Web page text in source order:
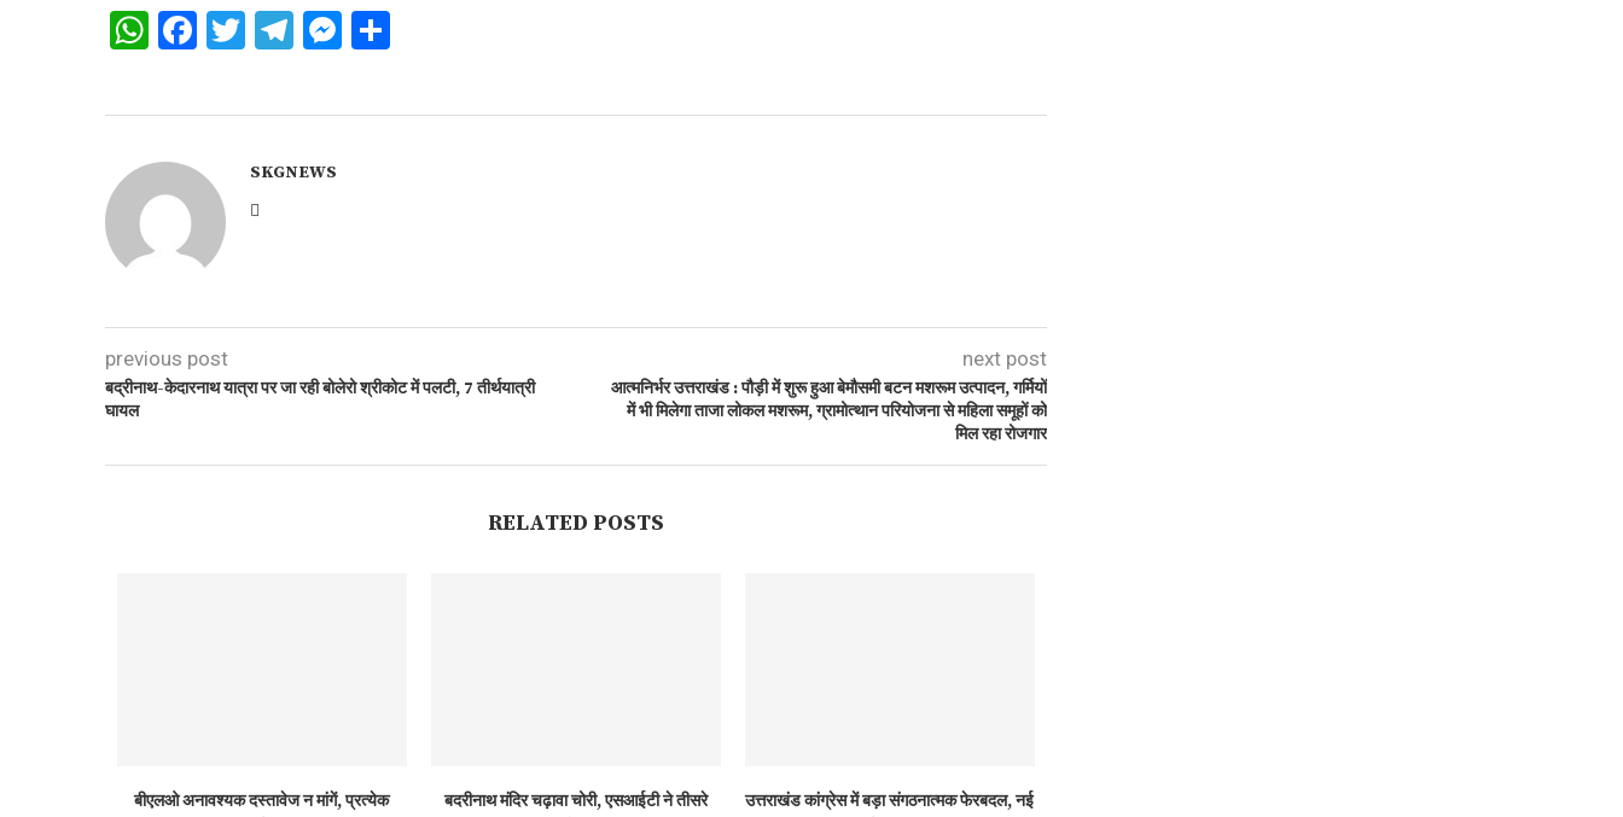
WhatsApp
Facebook
Twitter
Telegram
Messenger
SKGNEWS
previous post
बद्रीनाथ-केदारनाथ यात्रा पर जा रही बोलेरो श्रीकोट में पलटी, 7 तीर्थयात्री
घायल
next post
आत्मनिर्भर उत्तराखंड : पौड़ी में शुरू हुआ बेमौसमी बटन मशरूम उत्पादन, गर्मियों
में भी मिलेगा ताजा लोकल मशरूम, ग्रामोत्थान परियोजना से महिला समूहों को
मिल रहा रोजगार
RELATED POSTS
बीएलओ अनावश्यक दस्तावेज न मांगें, प्रत्येक
बदरीनाथ मंदिर चढ़ावा चोरी, एसआईटी ने तीसरे
उत्तराखंड कांग्रेस में बड़ा संगठनात्मक फेरबदल, नई